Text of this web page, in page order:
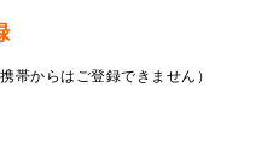
帯からはご登録できません）